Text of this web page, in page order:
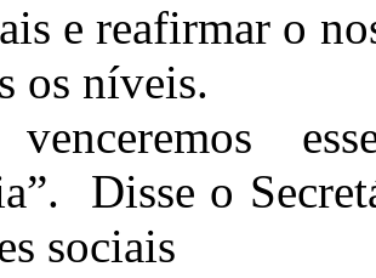
e reafirmar o
os níveis.
venceremos
Disse o
sociais